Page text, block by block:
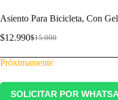
Asiento Para Bicicleta, Con
$15.000
$12.990
Próximamente
SOLICITAR POR